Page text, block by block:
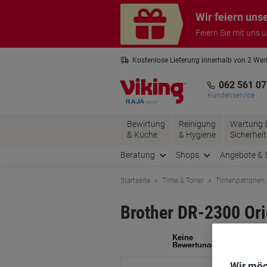
Wir feiern
Feiern Sie mit uns
Kostenlose Lieferung innerhalb von 2
062 561
Kundenservice
Bewirtung
& Küche
Reinigung
& Hygiene
Wartung
Sicherheit
Beratung Shops Angebote &
Startseite Tinte & Toner
Brother DR-2300